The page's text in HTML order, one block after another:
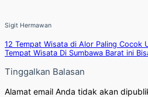
Sigit Hermawan
12 Tempat Wisata di Alor Paling Cocok
Tempat Wisata Di Sumbawa Barat ini
Tinggalkan Balasan
Alamat email Anda tidak akan